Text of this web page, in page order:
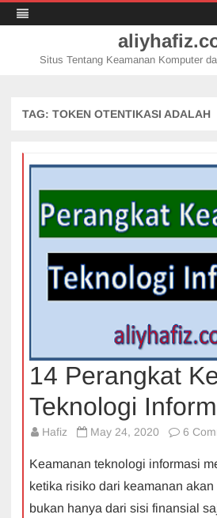
Situs Tentang Keamanan Komputer
TAG: TOKEN OTENTIKASI ADALAH
14 Perangkat
Teknologi
Hafiz May 24, 2020 6
Keamanan teknologi informasi
ketika risiko dari keamanan
bukan hanya dari sisi finansial